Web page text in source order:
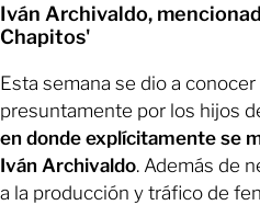
Iván Archivaldo,
Chapitos'
Esta semana se dio a
presuntamente por los hijos
en donde explícitamente se
Iván Archivaldo. Además de
a la producción y tráfico de